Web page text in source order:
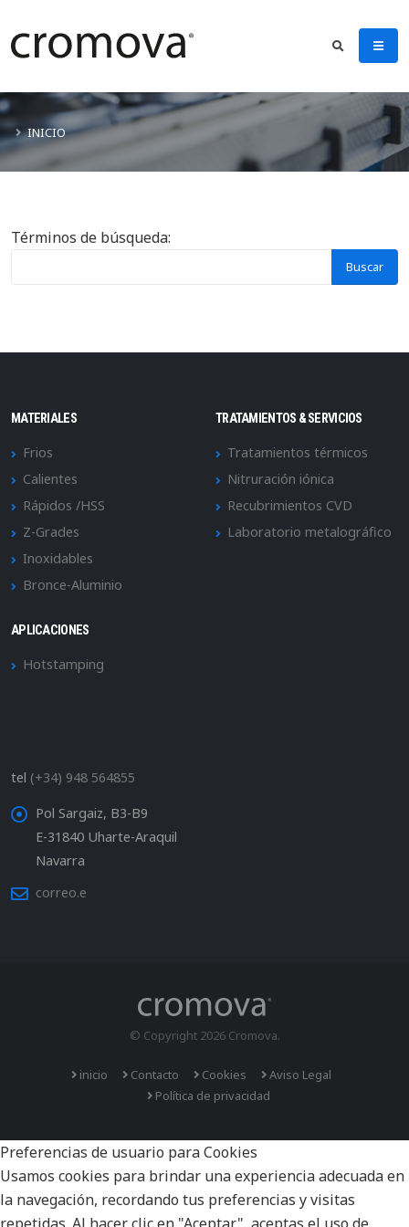
INICIO
Formulario de búsqueda
Términos de búsqueda:
Buscar
MATERIALES
Frios
Calientes
Rápidos /HSS
Z-Grades
Inoxidables
Bronce-Aluminio
TRATAMIENTOS & SERVICIOS
Tratamientos térmicos
Nitruración iónica
Recubrimientos CVD
Laboratorio metalográfico
APLICACIONES
Hotstamping
tel (+34) 948 564855
Pol Sargaiz, B3-B9
E-31840 Uharte-Araquil
Navarra
correo.e
© Copyright 2026 Cromova.
inicio Contacto Cookies
Aviso Legal
Política de privacidad
Preferencias de usuario para Cookies
Usamos cookies para brindar una experiencia adecuada en
la navegación, recordando tus preferencias y visitas